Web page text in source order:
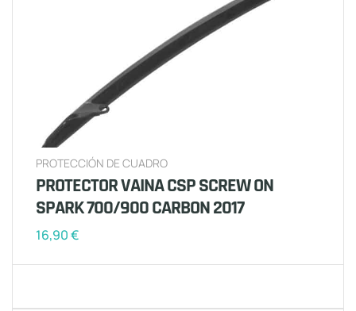
PROTECCIÓN DE CUADRO
PROTECTOR VAINA CSP SCREW ON
SPARK 700/900 CARBON 2017
16,90€